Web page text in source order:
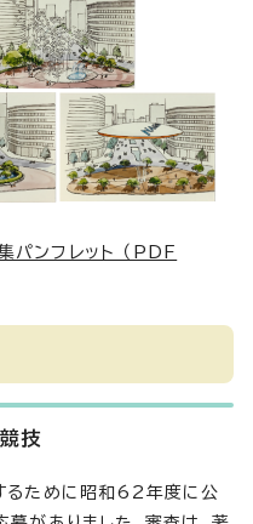
パンフレット （PDF
技
るために昭和62年度に公